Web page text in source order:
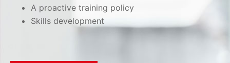
A proactive training policy
Skills development